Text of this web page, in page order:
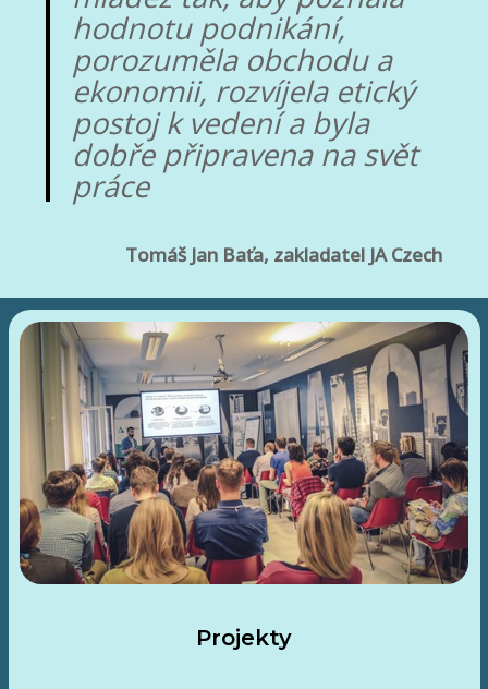
hodnotu podnikání,
porozuměla obchodu a
ekonomii, rozvíjela etický
postoj k vedení a byla
dobře připravena na svět
práce
Tomáš Jan Baťa, zakladatel JA Czech
Projekty